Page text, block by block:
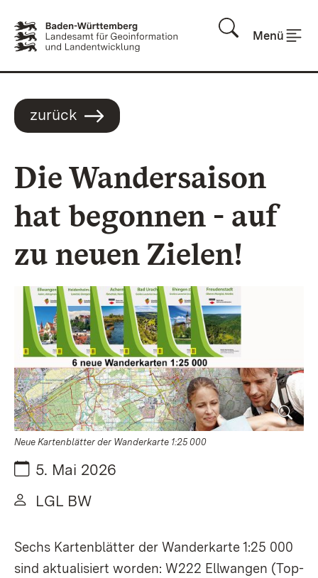
Menü
zurück
Die Wandersaison
hat begonnen - auf
zu neuen Zielen!
Neue Kartenblätter der Wanderkarte 1:25 000
Datum:
5. Mai 2026
Von:
LGL BW
Sechs Kartenblätter der Wanderkarte 1:25 000
sind aktualisiert worden: W222 Ellwangen (Top-